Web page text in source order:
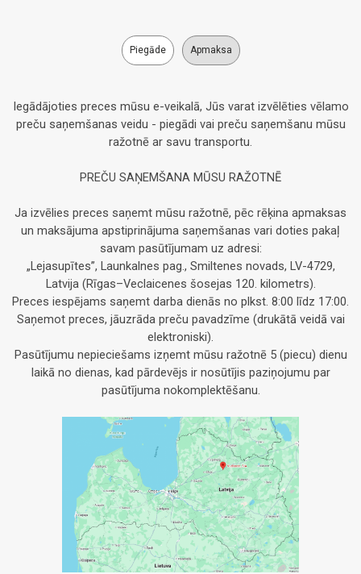
Piegāde Apmaksa
Iegādājoties preces mūsu e-veikalā, Jūs varat izvēlēties vēlamo
preču saņemšanas veidu - piegādi vai preču saņemšanu mūsu
ražotnē ar savu transportu.
PREČU SAŅEMŠANA MŪSU RAŽOTNĒ
Ja izvēlies preces saņemt mūsu ražotnē, pēc rēķina apmaksas
un maksājuma apstiprinājuma saņemšanas vari doties pakaļ
savam pasūtījumam uz adresi:
„Lejasupītes”, Launkalnes pag., Smiltenes novads, LV-4729,
Latvija (Rīgas–Veclaicenes šosejas 120. kilometrs).
Preces iespējams saņemt darba dienās no plkst. 8:00 līdz 17:00.
Saņemot preces, jāuzrāda preču pavadzīme (drukātā veidā vai
elektroniski).
Pasūtījumu nepieciešams izņemt mūsu ražotnē 5 (piecu) dienu
laikā no dienas, kad pārdevējs ir nosūtījis paziņojumu par
pasūtījuma nokomplektēšanu.